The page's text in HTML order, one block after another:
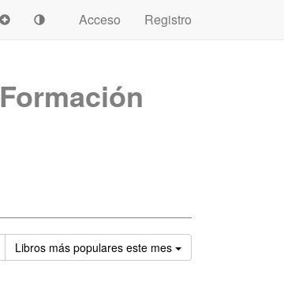
Acceso
Registro
Formación
Libros más populares este mes Ordenar